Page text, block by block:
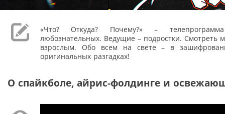
«Что? Откуда? Почему?» –
любознательных. Ведущие – подростки. Смотреть
взрослым. Обо всем на свете – в
оригинальных разгадках!
О спайкболе, айрис-фолдинге и